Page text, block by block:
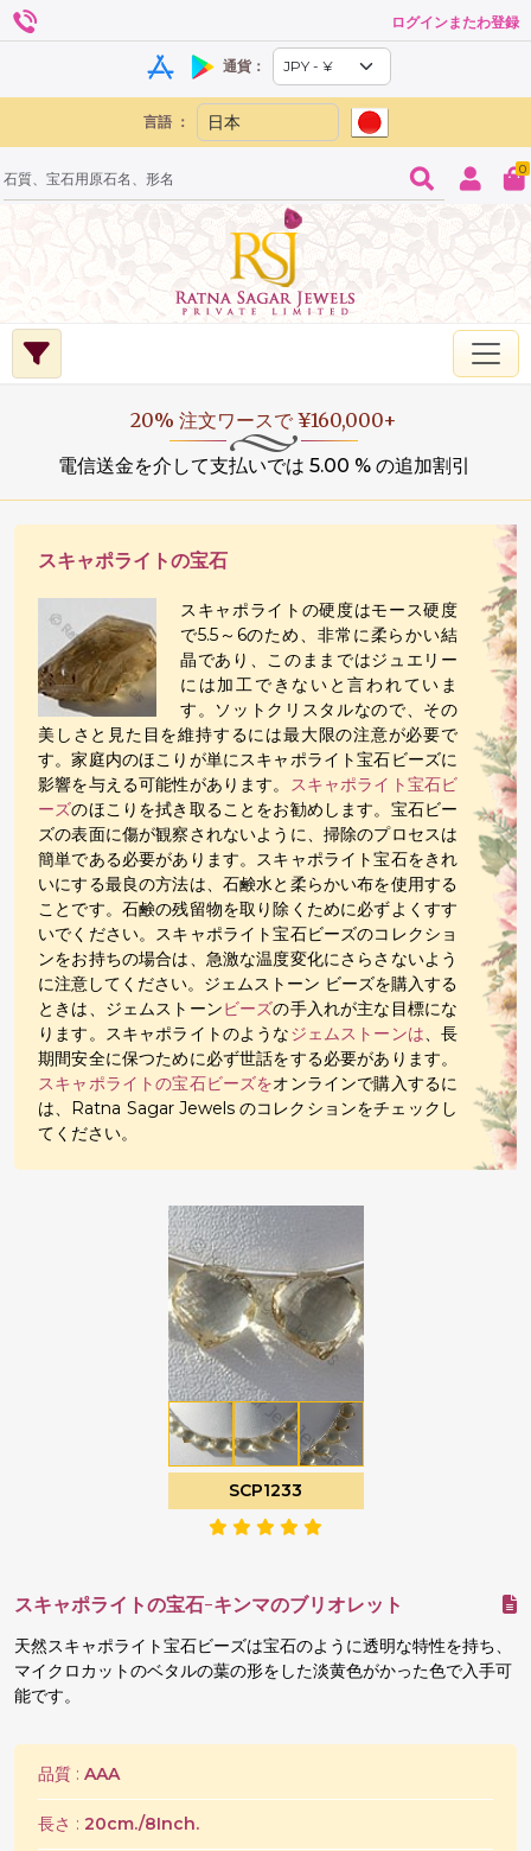
ログインまたわ登録
通貨：
言語 ：
0
20% 注文ワースで ¥160,000+
電信送金を介して支払いでは 5.00 % の追加割引
スキャポライトの宝石
スキャポライトの硬度はモース硬度
で5.5～6のため、非常に柔らかい結
晶であり、このままではジュエリー
には加工できないと言われていま
す。ソットクリスタルなので、その
美しさと見た目を維持するには最大限の注意が必要で
す。家庭内のほこりが単にスキャポライト宝石ビーズに
影響を与える可能性があります。 スキャポライト宝石ビ
ーズのほこりを拭き取ることをお勧めします。宝石ビー
ズの表面に傷が観察されないように、掃除のプロセスは
簡単である必要があります。スキャポライト宝石をきれ
いにする最良の方法は、石鹸水と柔らかい布を使用する
ことです。石鹸の残留物を取り除くために必ずよくすす
いでください。スキャポライト宝石ビーズのコレクショ
ンをお持ちの場合は、急激な温度変化にさらさないよう
に注意してください。ジェムストーン ビーズを購入する
ときは、ジェムストーンビーズの手入れが主な目標にな
ります。スキャポライトのようなジェムストーンは、長
期間安全に保つために必ず世話をする必要があります。
スキャポライトの宝石ビーズをオンラインで購入するに
は、Ratna Sagar Jewels のコレクションをチェックし
てください。
SCP1233
スキャポライトの宝石-キンマのブリオレット
天然スキャポライト宝石ビーズは宝石のように透明な特性を持ち、
マイクロカットのベタルの葉の形をした淡黄色がかった色で入手可
能です。
品質 : AAA
長さ : 20cm./8Inch.